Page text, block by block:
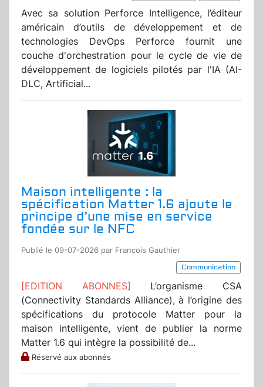
Avec sa solution Perforce Intelligence, l’éditeur
américain d’outils de développement et de
technologies DevOps Perforce fournit une
couche d'orchestration pour le cycle de vie de
développement de logiciels pilotés par l'IA (AI-
DLC, Artificial...
Maison intelligente : la
spécification Matter 1.6 ajoute le
principe d’une mise en service
fondée sur le NFC
Publié le 09-07-2026 par Francois Gauthier
Communication
[EDITION ABONNES] L’organisme CSA
(Connectivity Standards Alliance), à l’origine des
spécifications du protocole Matter pour la
maison intelligente, vient de publier la norme
Matter 1.6 qui intègre la possibilité de...
Réservé aux abonnés